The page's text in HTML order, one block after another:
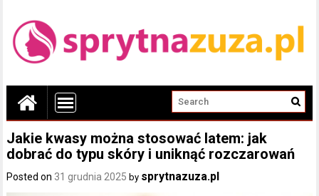
Jakie kwasy można stosować latem: jak
dobrać do typu skóry i uniknąć rozczarowań
Posted on 31 grudnia 2025 by sprytnazuza.pl